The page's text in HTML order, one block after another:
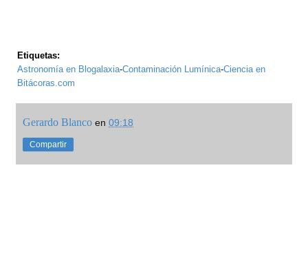
Etiquetas:
Astronomía en Blogalaxia-Contaminación Lumínica-Ciencia en
Bitácoras.com
Gerardo Blanco en 09:18
Compartir